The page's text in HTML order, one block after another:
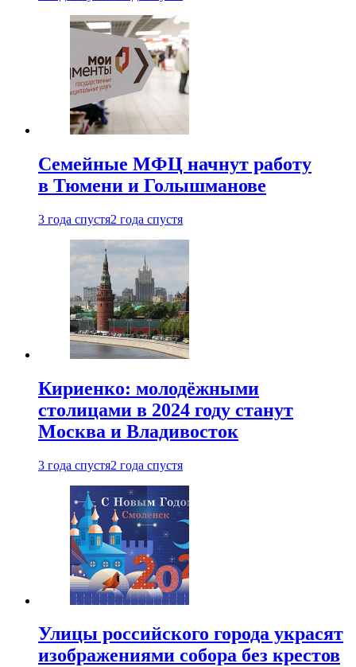
Семейные МФЦ начнут работу
в Тюмени и Голышманове
3 года спустя2 года спустя
Кириенко: молодёжными
столицами в 2024 году станут
Москва и Владивосток
3 года спустя2 года спустя
Улицы российского города украсят
изображениями собора без крестов